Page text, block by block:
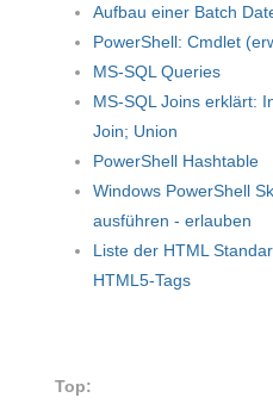
Aufbau einer Batch
PowerShell: Cmdlet
MS-SQL Queries
MS-SQL Joins erklärt:
Join; Union
PowerShell Hashtable
Windows PowerShell
ausführen - erlauben
Liste der HTML
HTML5-Tags
Top: